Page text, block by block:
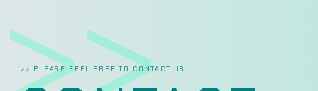
>> PLEASE FEEL FREE TO CONTACT US…